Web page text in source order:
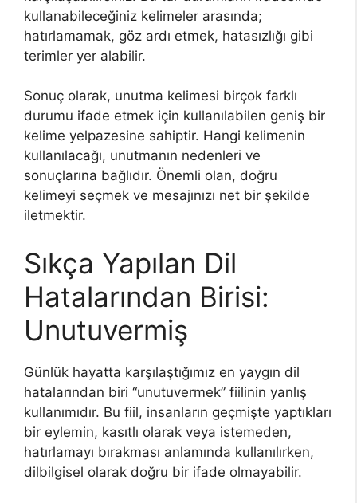
kullanabileceğiniz kelimeler arasında;
hatırlamamak, göz ardı etmek, hatasızlığı gibi
terimler yer alabilir.
Sonuç olarak, unutma kelimesi birçok farklı
durumu ifade etmek için kullanılabilen geniş bir
kelime yelpazesine sahiptir. Hangi kelimenin
kullanılacağı, unutmanın nedenleri ve
sonuçlarına bağlıdır. Önemli olan, doğru
kelimeyi seçmek ve mesajınızı net bir şekilde
iletmektir.
Sıkça Yapılan Dil
Hatalarından Birisi:
Unutuvermiş
Günlük hayatta karşılaştığımız en yaygın dil
hatalarından biri “unutuvermek” fiilinin yanlış
kullanımıdır. Bu fiil, insanların geçmişte yaptıkları
bir eylemin, kasıtlı olarak veya istemeden,
hatırlamayı bırakması anlamında kullanılırken,
dilbilgisel olarak doğru bir ifade olmayabilir.